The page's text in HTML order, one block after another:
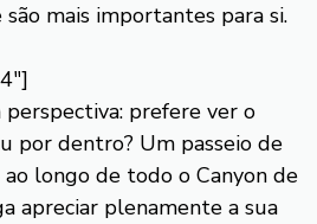
mais importantes para si.
perspectiva: prefere ver o
por dentro? Um passeio de
longo de todo o Canyon de
apreciar plenamente a sua